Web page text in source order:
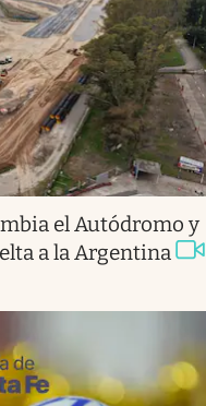
el Autódromo y
a la Argentina